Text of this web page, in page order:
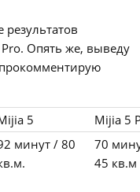
Опять же, выведу
прокомментирую
5
Mijia 5
минут / 80
70
45 кв.м